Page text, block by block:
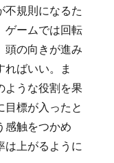
不規則になるた
ゲームでは回転
頭の向きが進み
ればいい。ま
ような役割を果
目標が入ったと
感触をつかめ
は上がるように